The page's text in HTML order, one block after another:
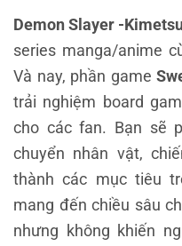
Demon Slayer -
series manga/anime
Và nay, phần game
trải nghiệm board
cho các fan. Bạn sẽ
chuyển nhân vật,
thành các mục tiêu
mang đến chiều sâu
nhưng không khiến